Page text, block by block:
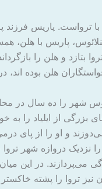
ترواست. پاریس
پاریس با هلن،
بتازد و هلن را
هلن بوده اند،
شهر را ده سال در
از ایلیاد را
و او را از پای
دروازه شهر
در این
نیز تروا را پشته